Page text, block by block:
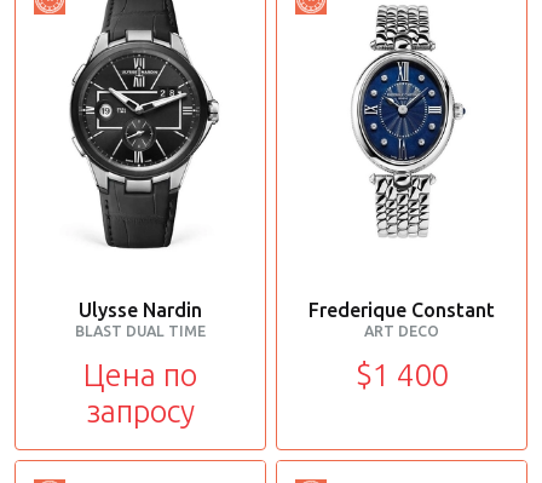
Ulysse Nardin
BLAST DUAL TIME
Цена по
запросу
Frederique Constant
ART DECO
$1 400